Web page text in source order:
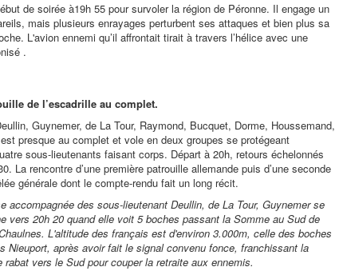
de soirée à19h 55 pour survoler la région de Péronne. Il engage un
mais plusieurs enrayages perturbent ses attaques et bien plus sa
L'avion ennemi qu’il affrontait tirait à travers l’hélice avec une
.
de l’escadrille au complet.
Guynemer, de La Tour, Raymond, Bucquet, Dorme, Houssemand,
est presque au complet et vole en deux groupes se protégeant
sous-lieutenants faisant corps. Départ à 20h, retours échelonnés
La rencontre d’une première patrouille allemande puis d’une seconde
générale dont le compte-rendu fait un long récit.
accompagnée des sous-lieutenant Deullin, de La Tour, Guynemer se
vers 20h 20 quand elle voit 5 boches passant la Somme au Sud de
L'altitude des français est d'environ 3.000m, celle des boches
Nieuport, après avoir fait le signal convenu fonce, franchissant la
vers le Sud pour couper la retraite aux ennemis.